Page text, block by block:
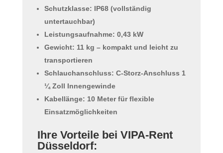
Schutzklasse: IP68 (vollständig
untertauchbar)
Leistungsaufnahme: 0,43 kW
Gewicht: 11 kg – kompakt und leicht zu
transportieren
Schlauchanschluss: C-Storz-Anschluss 1
¼ Zoll Innengewinde
Kabellänge: 10 Meter für flexible
Einsatzmöglichkeiten
Ihre Vorteile bei VIPA-Rent
Düsseldorf: